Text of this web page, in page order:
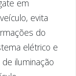
em
evita
do
elétrico e
iluminação